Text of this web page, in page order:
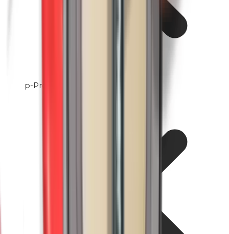
p-Propylparabenen